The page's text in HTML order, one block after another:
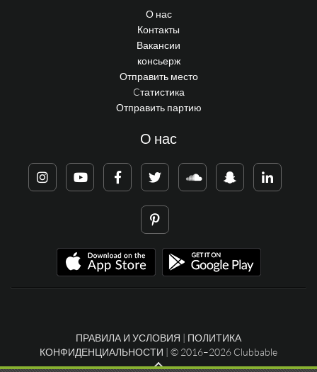
О нас
Контакты
Вакансии
консьерж
Отправить место
Cтатистика
Отправить партию
О нас
ПРАВИЛА И УСЛОВИЯ | ПОЛИТИКА
КОНФИДЕНЦИАЛЬНОСТИ | © 2016–2026 Clubbable